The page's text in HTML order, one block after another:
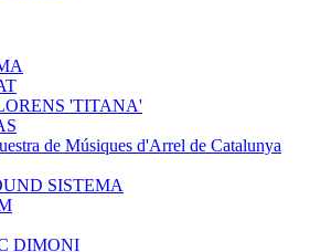
'TITANA'
de Músiques d'Arrel de Catalunya
SISTEMA
DIMONI